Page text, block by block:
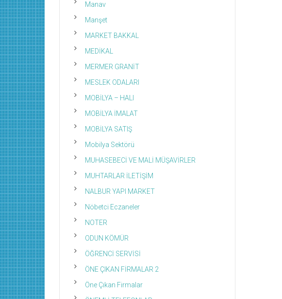
Manav
Manşet
MARKET BAKKAL
MEDİKAL
MERMER GRANİT
MESLEK ODALARI
MOBİLYA – HALI
MOBİLYA İMALAT
MOBİLYA SATIŞ
Mobilya Sektörü
MUHASEBECİ VE MALİ MÜŞAVİRLER
MUHTARLAR İLETİŞİM
NALBUR YAPI MARKET
Nöbetci Eczaneler
NOTER
ODUN KÖMÜR
ÖĞRENCİ SERVİSİ
ÖNE ÇIKAN FİRMALAR 2
Öne Çıkan Firmalar